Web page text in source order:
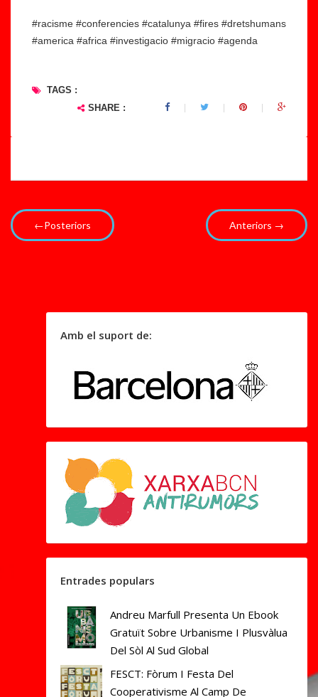
#racisme #conferencies #catalunya #fires #dretshumans
#america #africa #investigacio #migracio #agenda
TAGS :
SHARE :
←Posteriors Anteriors →
Amb el suport de:
Entrades populars
Andreu Marfull Presenta Un Ebook
Gratuït Sobre Urbanisme I Plusvàlua
Del Sòl Al Sud Global
FESCT: Fòrum I Festa Del
Cooperativisme Al Camp De